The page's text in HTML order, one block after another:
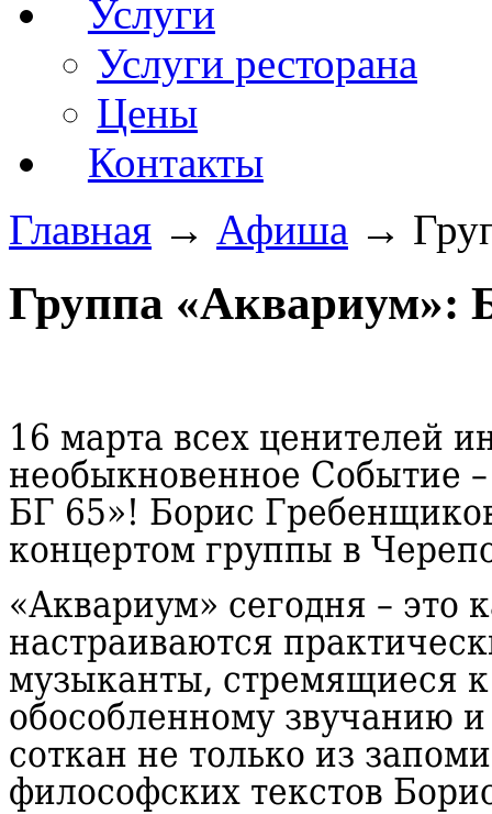
Услуги
Услуги ресторана
Цены
Контакты
Главная → Афиша →
Группа «Аквариум»:
16 марта всех ценителей
необыкновенное Событие
БГ 65»! Борис
концертом группы в
«Аквариум» сегодня – это
настраиваются
музыканты, стремящиеся
обособленному звучанию
соткан не только из
философских текстов